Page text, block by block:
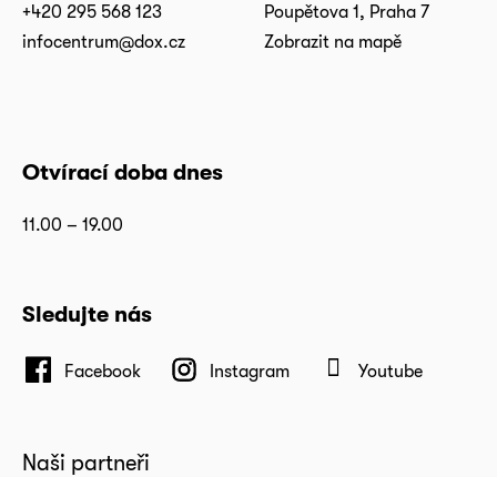
+420 295 568 123
infocentrum@dox.cz
Poupětova 1, Praha 7
Zobrazit na mapě
Otvírací doba dnes
11.00 – 19.00
Sledujte nás
Facebook Instagram Youtube
Naši partneři